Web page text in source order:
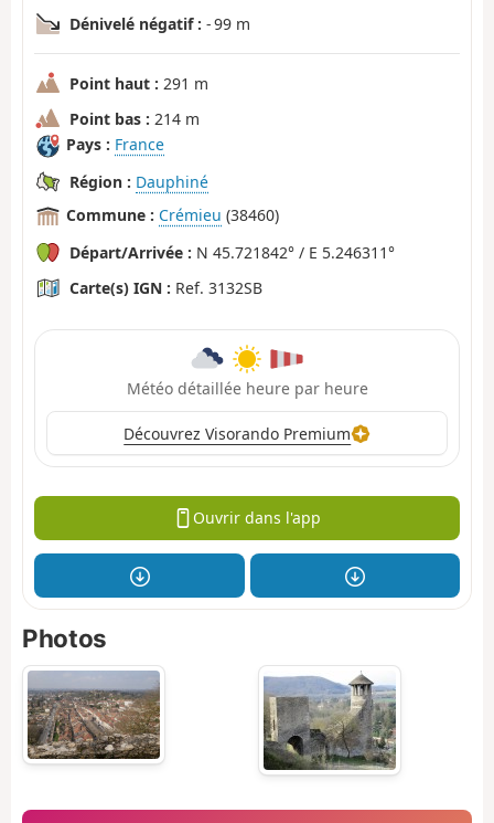
Dénivelé négatif : - 99 m
Point haut : 291 m
Point bas : 214 m
Pays : France
Région : Dauphiné
Commune : Crémieu (38460)
Départ/Arrivée : N 45.721842° / E 5.246311°
Carte(s) IGN : Ref. 3132SB
Météo détaillée heure par heure
Découvrez Visorando Premium
Ouvrir dans l'app
Photos